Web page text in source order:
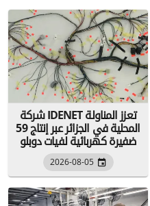
شركة IDENET تعزز المناولة
المحلية في الجزائر عبر إنتاج 59
ضفيرة كهربائية لفيات دوبلو
2026-08-05